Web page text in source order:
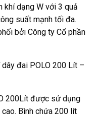
khí dạng W với 3 quả
suất mạnh tối đa.
bởi Công ty Cổ phần
đai POLO 200 Lít –
200Lít được sử dụng
Bình chứa 200 lít